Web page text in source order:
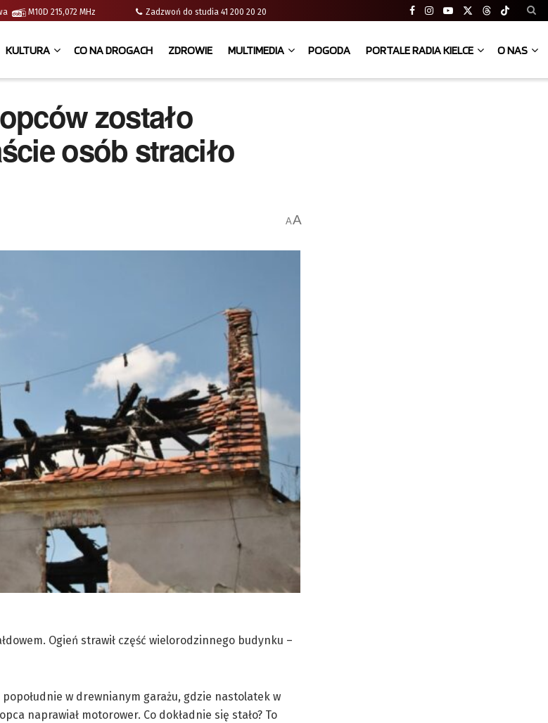
M10D 215,072 MHz Zadzwoń do studia 41 200 20 20
KULTURA CO NA DROGACH ZDROWIE MULTIMEDIA POGODA PORTALE RADIA KIELCE O NAS
zostało
osób straciło
AA
Ogień strawił część wielorodzinnego budynku –
popołudnie w drewnianym garażu, gdzie nastolatek w
naprawiał motorower. Co dokładnie się stało? To